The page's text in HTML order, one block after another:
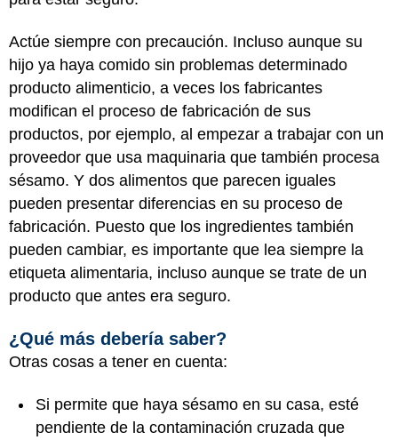
Actúe siempre con precaución. Incluso aunque su
hijo ya haya comido sin problemas determinado
producto alimenticio, a veces los fabricantes
modifican el proceso de fabricación de sus
productos, por ejemplo, al empezar a trabajar con un
proveedor que usa maquinaria que también procesa
sésamo. Y dos alimentos que parecen iguales
pueden presentar diferencias en su proceso de
fabricación. Puesto que los ingredientes también
pueden cambiar, es importante que lea siempre la
etiqueta alimentaria, incluso aunque se trate de un
producto que antes era seguro.
¿Qué más debería saber?
Otras cosas a tener en cuenta:
Si permite que haya sésamo en su casa, esté
pendiente de la contaminación cruzada que